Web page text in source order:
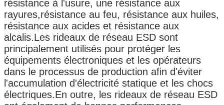
résistance à l'usure, une résistance aux
rayures,résistance au feu, résistance aux huiles,
résistance aux acides et résistance aux
alcalis.Les rideaux de réseau ESD sont
principalement utilisés pour protéger les
équipements électroniques et les opérateurs
dans le processus de production afin d'éviter
l'accumulation d'électricité statique et les chocs
électriques.En outre, les rideaux de réseau ESD